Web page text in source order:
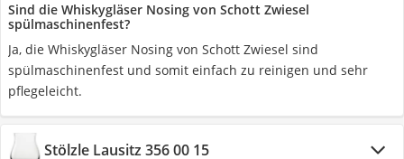
Sind die Whiskygläser Nosing von Schott Zwiesel
spülmaschinenfest?
Ja, die Whiskygläser Nosing von Schott Zwiesel sind
spülmaschinenfest und somit einfach zu reinigen und sehr
pflegeleicht.
Stölzle Lausitz 356 00 15